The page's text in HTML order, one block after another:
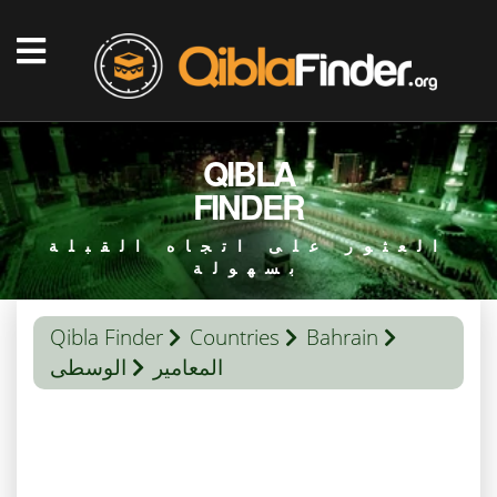
QIBLA
FINDER
العثور على اتجاه القبلة
بسهولة
Qibla Finder Countries
Bahrain
الوسطى
المعامير